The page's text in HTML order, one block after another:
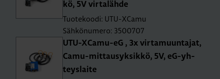
kö, 5V vir­ta­läh­de
Tuotekoodi: UTU-XCamu
Sähkönumero: 3500707
UTU-XCa­mu-eG , 3x vir­ta­muun­ta­jat,
Ca­mu-mit­tausyk­sik­kö, 5V, eG-yh­
teys­lai­te